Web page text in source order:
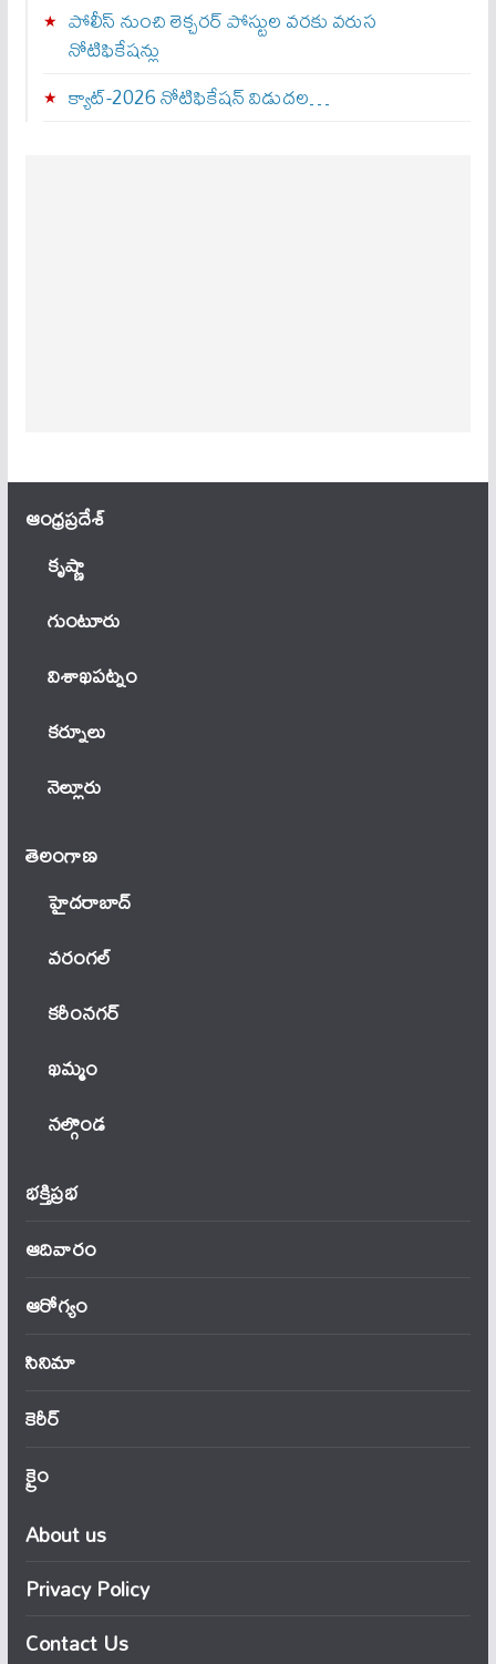
పోలీస్ నుంచి లెక్చరర్ పోస్టుల వరకు వరుస
నోటిఫికేషన్లు
క్యాట్-2026 నోటిఫికేషన్ విడుదల…
ఆంధ్ర‌ప్ర‌దేశ్
కృష్ణా
గుంటూరు
విశాఖపట్నం
కర్నూలు
నెల్లూరు
తెలంగాణ‌
హైదరాబాద్
వ‌రంగ‌ల్
కరీంనగర్
ఖ‌మ్మం
నల్గొండ
భక్తిప్రభ
ఆదివారం
ఆరోగ్యం
సినిమా
కెరీర్
క్రైం
About us
Privacy Policy
Contact Us